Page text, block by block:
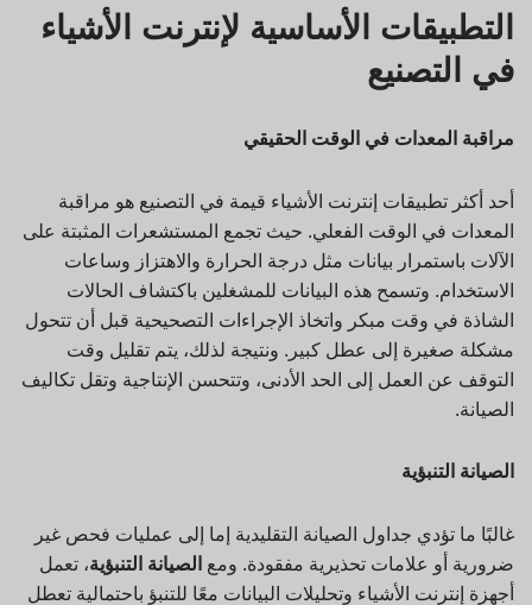
التطبيقات الأساسية لإنترنت الأشياء
في التصنيع
مراقبة المعدات في الوقت الحقيقي
أحد أكثر تطبيقات إنترنت الأشياء قيمة في التصنيع هو مراقبة
المعدات في الوقت الفعلي. حيث تجمع المستشعرات المثبتة على
الآلات باستمرار بيانات مثل درجة الحرارة والاهتزاز وساعات
الاستخدام. وتسمح هذه البيانات للمشغلين باكتشاف الحالات
الشاذة في وقت مبكر واتخاذ الإجراءات التصحيحية قبل أن تتحول
مشكلة صغيرة إلى عطل كبير. ونتيجة لذلك، يتم تقليل وقت
التوقف عن العمل إلى الحد الأدنى، وتتحسن الإنتاجية وتقل تكاليف
الصيانة.
الصيانة التنبؤية
غالبًا ما تؤدي جداول الصيانة التقليدية إما إلى عمليات فحص غير
ضرورية أو علامات تحذيرية مفقودة. ومع الصيانة التنبؤية، تعمل
أجهزة إنترنت الأشياء وتحليلات البيانات معًا للتنبؤ باحتمالية تعطل